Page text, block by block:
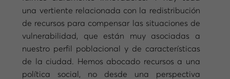
una vertiente relacionada con la redistribución
de recursos para compensar las situaciones de
vulnerabilidad, que están muy asociadas a
nuestro perfil poblacional y de características
de la ciudad. Hemos abocado recursos a una
política social, no desde una perspectiva